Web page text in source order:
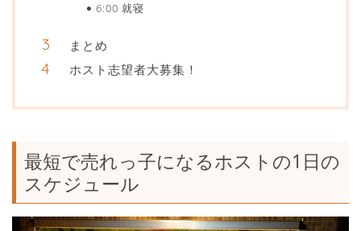
6:00 就寝
まとめ
ホスト志望者大募集！
最短で売れっ子になるホストの1日の
スケジュール